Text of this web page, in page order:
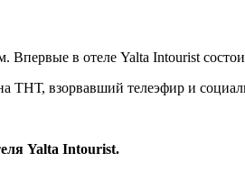
в отеле Yalta Intourist
ТНТ, взорвавший телеэфир и
Yalta Intourist.